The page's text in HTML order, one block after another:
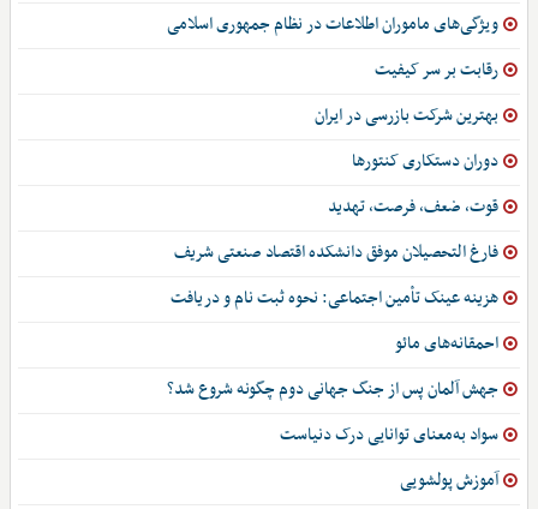
ویژگی‌های ماموران اطلاعات در نظام جمهوری اسلامی
رقابت بر سر کیفیت
بهترین شرکت بازرسی در ایران
دوران دستکاری کنتورها
قوت، ضعف، فرصت، تهدید
فارغ التحصیلان موفق دانشکده اقتصاد صنعتی شریف
هزینه عینک تأمین اجتماعی: نحوه ثبت نام و دریافت
احمقانه‌های مائو
جهش آلمان پس از جنگ جهانی دوم چگونه شروع شد؟
سواد به‌معنای توانایی درک دنیاست
آموزش پولشویی